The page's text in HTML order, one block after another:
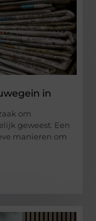
in
om
geweest. Een
manieren om